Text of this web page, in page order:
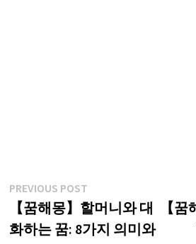
글
탐
PREVIOUS POSTPrevious
post:
【꿈해몽】할머니와 대
화하는 꿈: 8가지 의미와
【